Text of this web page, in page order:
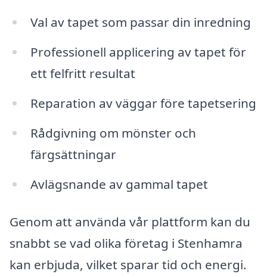
Val av tapet som passar din inredning
Professionell applicering av tapet för
ett felfritt resultat
Reparation av väggar före tapetsering
Rådgivning om mönster och
färgsättningar
Avlägsnande av gammal tapet
Genom att använda vår plattform kan du
snabbt se vad olika företag i Stenhamra
kan erbjuda, vilket sparar tid och energi.